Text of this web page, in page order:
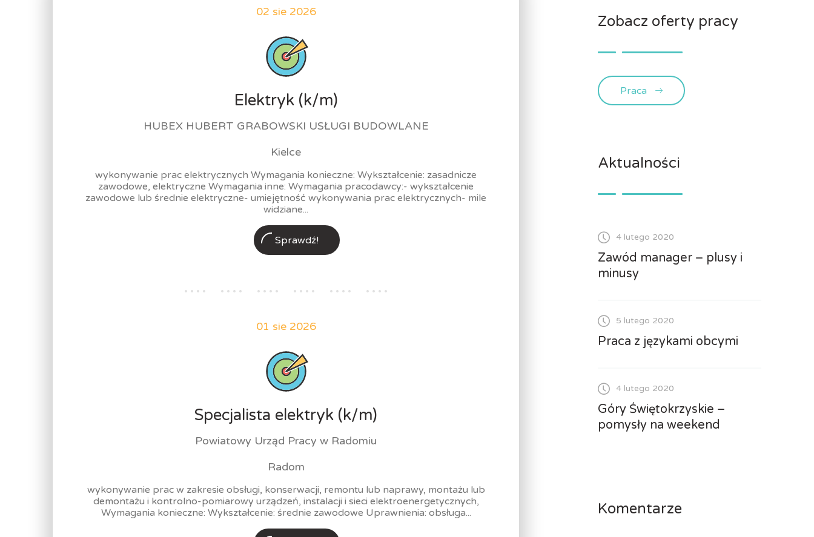
02 sie 2026
Elektryk (k/m)
HUBEX HUBERT GRABOWSKI USŁUGI BUDOWLANE
Kielce
wykonywanie prac elektrycznych Wymagania konieczne: Wykształcenie: zasadnicze
zawodowe, elektryczne Wymagania inne: Wymagania pracodawcy:- wykształcenie
zawodowe lub średnie elektryczne- umiejętność wykonywania prac elektrycznych- mile
widziane...
Sprawdź!
01 sie 2026
Specjalista elektryk (k/m)
Powiatowy Urząd Pracy w Radomiu
Radom
wykonywanie prac w zakresie obsługi, konserwacji, remontu lub naprawy, montażu lub
demontażu i kontrolno-pomiarowy urządzeń, instalacji i sieci elektroenergetycznych,
Wymagania konieczne: Wykształcenie: średnie zawodowe Uprawnienia: obsługa...
Zobacz oferty pracy
Praca
Aktualności
4 lutego 2020
Zawód manager – plusy i
minusy
5 lutego 2020
Praca z językami obcymi
4 lutego 2020
Góry Świętokrzyskie –
pomysły na weekend
Komentarze